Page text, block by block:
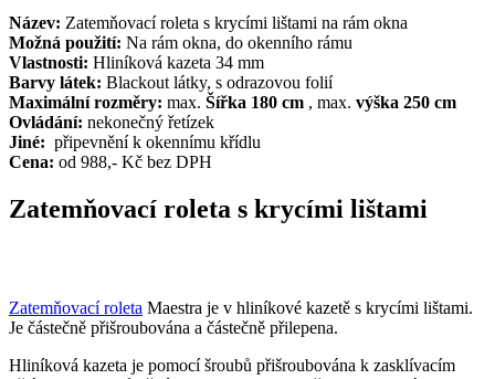
Název: Zatemňovací roleta s krycími lištami na rám okna
Možná použití: Na rám okna, do okenního rámu
Vlastnosti: Hliníková kazeta 34 mm
Barvy látek: Blackout látky, s odrazovou folií
Maximální rozměry: max. Šířka 180 cm , max. výška 250 cm
Ovládání: nekonečný řetízek
Jiné: připevnění k okennímu křídlu
Cena: od 988,- Kč bez DPH
Zatemňovací roleta s krycími lištami
Zatemňovací roleta Maestra je v hliníkové kazetě s krycími lištami.
Je částečně přišroubována a částečně přilepena.
Hliníková kazeta je pomocí šroubů přišroubována k zasklívacím